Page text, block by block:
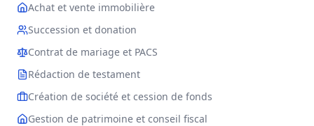
Achat et vente immobilière
Succession et donation
Contrat de mariage et PACS
Rédaction de testament
Création de société et cession de fonds
Gestion de patrimoine et conseil fiscal